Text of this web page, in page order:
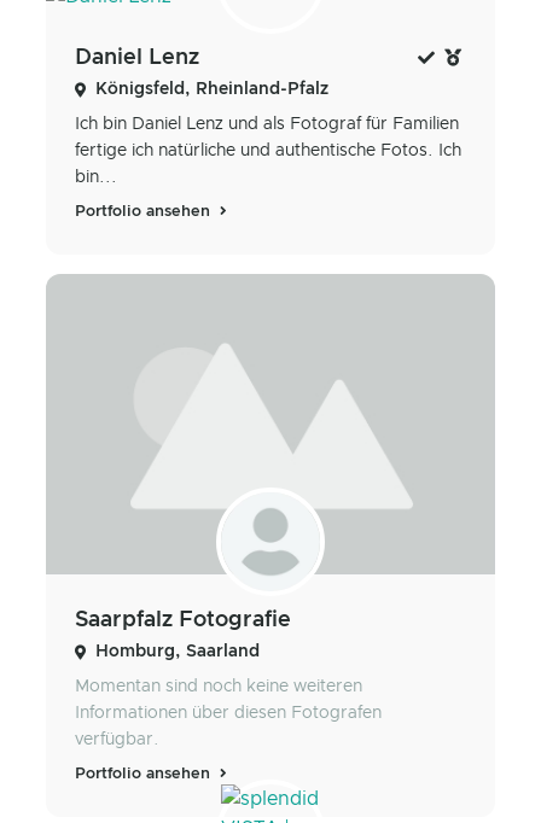
Daniel Lenz
Königsfeld, Rheinland-Pfalz
Ich bin Daniel Lenz und als Fotograf für Familien
fertige ich natürliche und authentische Fotos. Ich
bin...
Portfolio ansehen
Saarpfalz Fotografie
Homburg, Saarland
Momentan sind noch keine weiteren
Informationen über diesen Fotografen
verfügbar.
Portfolio ansehen